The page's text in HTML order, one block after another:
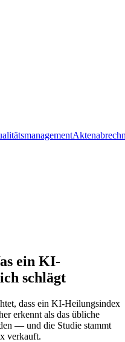
ein KI-
schlägt
dass ein KI-Heilungsindex
erkennt als das übliche
— und die Studie stammt
verkauft.